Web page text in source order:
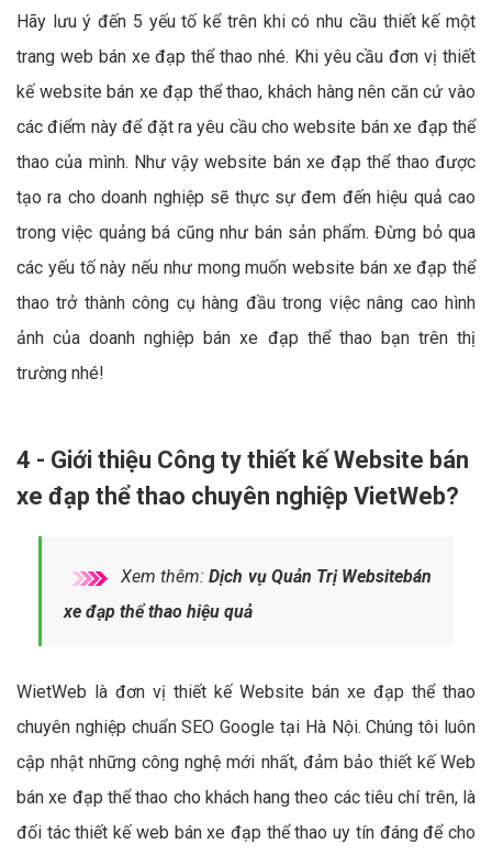
Hãy lưu ý đến 5 yếu tố kể trên khi có nhu cầu thiết kế một
trang web bán xe đạp thể thao nhé. Khi yêu cầu đơn vị thiết
kế website bán xe đạp thể thao, khách hàng nên căn cứ vào
các điểm này để đặt ra yêu cầu cho website bán xe đạp thể
thao của mình. Như vậy website bán xe đạp thể thao được
tạo ra cho doanh nghiệp sẽ thực sự đem đến hiệu quả cao
trong việc quảng bá cũng như bán sản phẩm. Đừng bỏ qua
các yếu tố này nếu như mong muốn website bán xe đạp thể
thao trở thành công cụ hàng đầu trong việc nâng cao hình
ảnh của doanh nghiệp bán xe đạp thể thao bạn trên thị
trường nhé!
4 - Giới thiệu Công ty thiết kế Website bán
xe đạp thể thao chuyên nghiệp VietWeb?
Xem thêm:Dịch vụ Quản Trị Websitebán
xe đạp thể thao hiệu quả
WietWeb là đơn vị thiết kế Website bán xe đạp thể thao
chuyên nghiệp chuẩn SEO Google tại Hà Nội. Chúng tôi luôn
cập nhật những công nghệ mới nhất, đảm bảo thiết kế Web
bán xe đạp thể thao cho khách hang theo các tiêu chí trên, là
đối tác thiết kế web bán xe đạp thể thao uy tín đáng để cho